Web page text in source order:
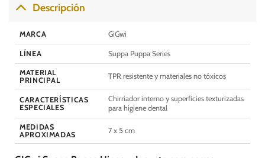
elegir
en
la
página
Descripción
MARCA GiGwi
LÍNEA Suppa Puppa Series
MATERIAL
PRINCIPAL
TPR resistente y materiales no tóxicos
CARACTERÍSTICAS
ESPECIALES
Chirriador interno y superficies texturizadas
para higiene dental
MEDIDAS
APROXIMADAS
7 x 5 cm